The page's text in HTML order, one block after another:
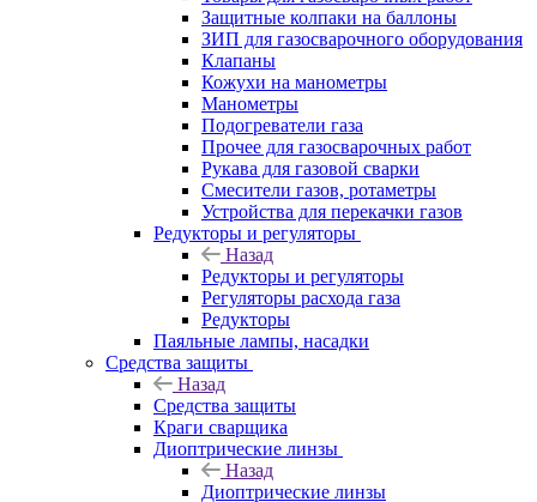
Защитные колпаки на баллоны
ЗИП для газосварочного оборудования
Клапаны
Кожухи на манометры
Манометры
Подогреватели газа
Прочее для газосварочных работ
Рукава для газовой сварки
Смесители газов, ротаметры
Устройства для перекачки газов
Редукторы и регуляторы
Назад
Редукторы и регуляторы
Регуляторы расхода газа
Редукторы
Паяльные лампы, насадки
Средства защиты
Назад
Средства защиты
Краги сварщика
Диоптрические линзы
Назад
Диоптрические линзы